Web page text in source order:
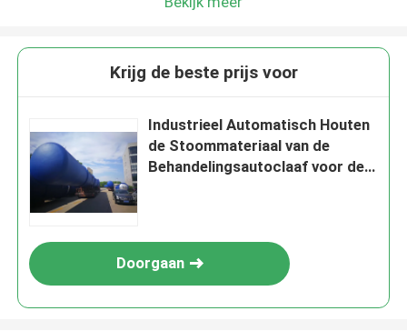
Krijg de beste prijs voor
Industrieel Automatisch Houten
de Stoommateriaal van de
Behandelingsautoclaaf voor de
Doorgaan